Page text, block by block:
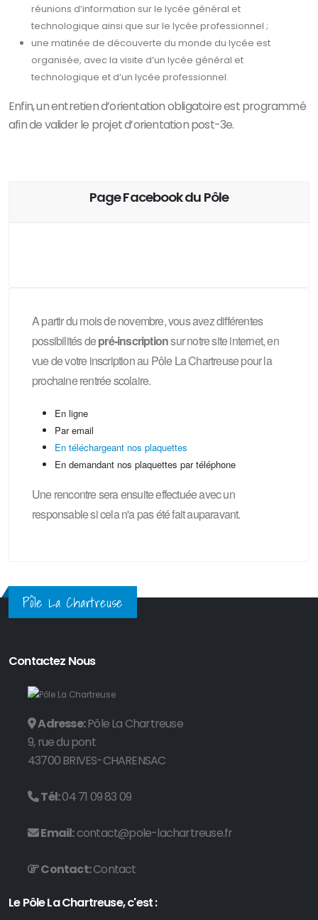
réunions d’information sur le lycée général et
technologique ainsi que sur le lycée professionnel ;
une matinée de découverte du monde du lycée est
organisée, avec la visite d’un lycée général et
technologique et d’un lycée professionnel.
Enfin, un entretien d’orientation obligatoire est programmé
afin de valider le projet d’orientation post-3e.
Page Facebook du Pôle
A partir du mois de novembre, vous avez différentes
possibilités depré-inscriptionsur notre site internet, en
vue de votre inscription au Pôle La Chartreuse pour la
prochaine rentrée scolaire.
En ligne
Par email
En téléchargeant nos plaquettes
En demandant nos plaquettes par téléphone
Une rencontre sera ensuite effectuée avec un
responsable si cela n'a pas été fait auparavant.
Pôle La Chartreuse
Contactez Nous
Adresse:Pôle La Chartreuse
9, rue du pont
43700 BRIVES-CHARENSAC
Tél:04 71 09 83 09
Email:contact@pole-lachartreuse.fr
Contact:Contact
Le Pôle La Chartreuse, c'est :